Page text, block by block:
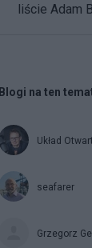
liście Adam
Blogi na ten
Układ
seafarer
Grzegorz